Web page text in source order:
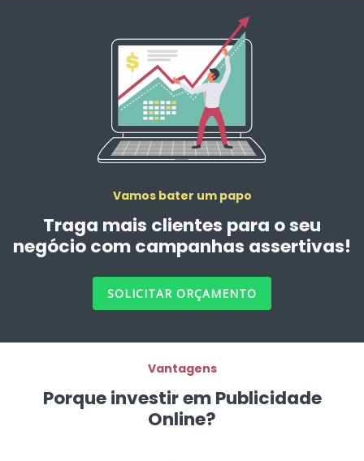
Vamos bater um papo
Traga mais clientes para o seu
negócio com campanhas assertivas!
SOLICITAR ORÇAMENTO
Vantagens
Porque investir em Publicidade
Online?